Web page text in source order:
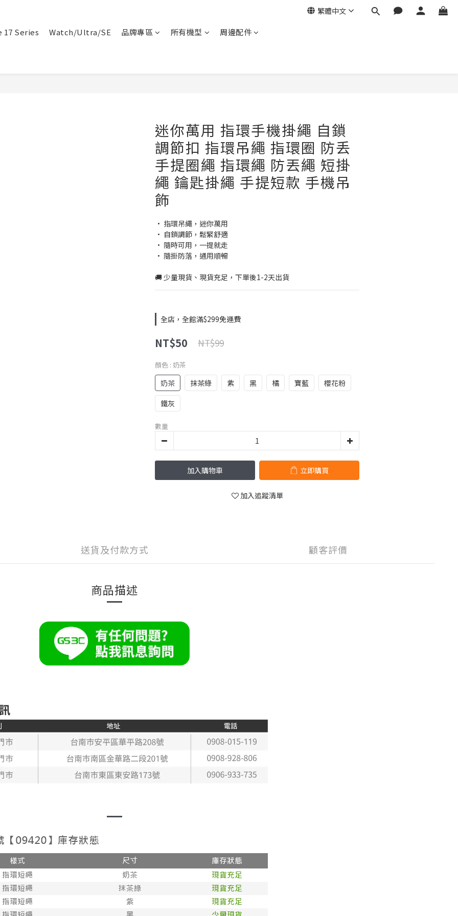
繁體中文
17 Series Watch/Ultra/SE 品牌專區 所有機型 周邊配件
迷你萬用 指環手機掛繩 自鎖
調節扣 指環吊繩 指環圈 防丢
手提圈繩 指環繩 防丟繩 短掛
繩 鑰匙掛繩 手提短款 手機吊
飾
• 指環吊繩，迷你萬用
• 自鎖調節，鬆緊舒適
• 隨時可用，一提就走
• 隨掛防落，通用順暢
🚚 少量現貨、現貨充足，下單後1-2天出貨
全店，全館滿$299免運費
NT$50 NT$99
顏色 : 奶茶
奶茶 抹茶綠 紫 黑 橘 寶藍
櫻花粉
鐵灰
數量
加入購物車 立即購買
加入追蹤清單
送貨及付款方式 顧客評價
商品描述